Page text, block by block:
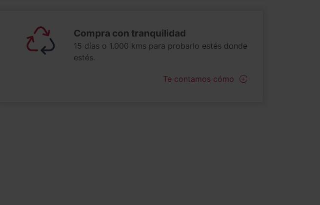
Compra con tranquilidad
15 días o 1.000 kms para probarlo estés donde
estés.
Te contamos cómo